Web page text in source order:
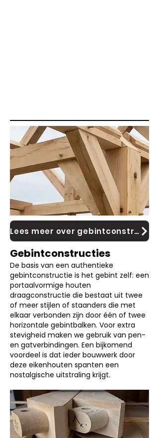
Lees meer over gebintconstructies
Gebintconstructies
De basis van een authentieke
gebintconstructie is het gebint zelf: een
portaalvormige houten
draagconstructie die bestaat uit twee
of meer stijlen of staanders die met
elkaar verbonden zijn door één of twee
horizontale gebintbalken. Voor extra
stevigheid maken we gebruik van pen-
en gatverbindingen. Een bijkomend
voordeel is dat ieder bouwwerk door
deze eikenhouten spanten een
nostalgische uitstraling krijgt.